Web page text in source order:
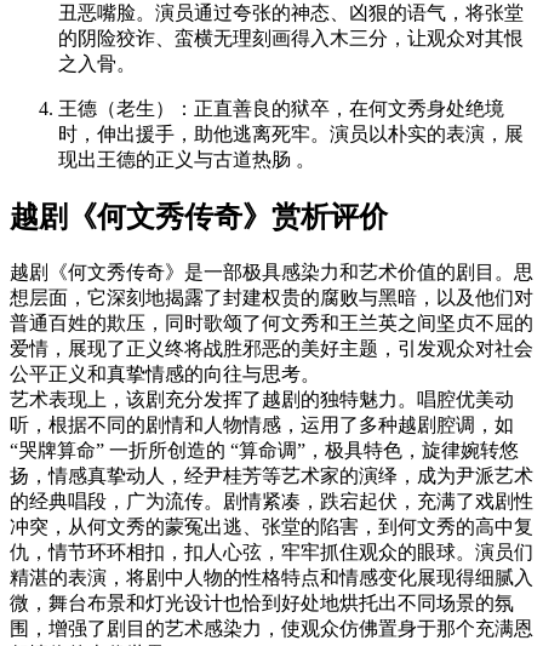
丑恶嘴脸。演员通过夸张的神态、凶狠的语气，将张堂
的阴险狡诈、蛮横无理刻画得入木三分，让观众对其恨
之入骨。
王德（老生）
：正直善良的狱卒，在何文秀身处绝境
时，伸出援手，助他逃离死牢。演员以朴实的表演，展
现出王德的正义与古道热肠 。
越剧《何文秀传奇》赏析评价
越剧《何文秀传奇》是一部极具感染力和艺术价值的剧目。思
想层面，它深刻地揭露了封建权贵的腐败与黑暗，以及他们对
普通百姓的欺压，同时歌颂了何文秀和王兰英之间坚贞不屈的
爱情，展现了正义终将战胜邪恶的美好主题，引发观众对社会
公平正义和真挚情感的向往与思考。
艺术表现上，该剧充分发挥了越剧的独特魅力。唱腔优美动
听，根据不同的剧情和人物情感，运用了多种越剧腔调，如
“哭牌算命” 一折所创造的 “算命调”，极具特色，旋律婉转悠
扬，情感真挚动人，经尹桂芳等艺术家的演绎，成为尹派艺术
的经典唱段，广为流传。剧情紧凑，跌宕起伏，充满了戏剧性
冲突，从何文秀的蒙冤出逃、张堂的陷害，到何文秀的高中复
仇，情节环环相扣，扣人心弦，牢牢抓住观众的眼球。演员们
精湛的表演，将剧中人物的性格特点和情感变化展现得细腻入
微，舞台布景和灯光设计也恰到好处地烘托出不同场景的氛
围，增强了剧目的艺术感染力，使观众仿佛置身于那个充满恩